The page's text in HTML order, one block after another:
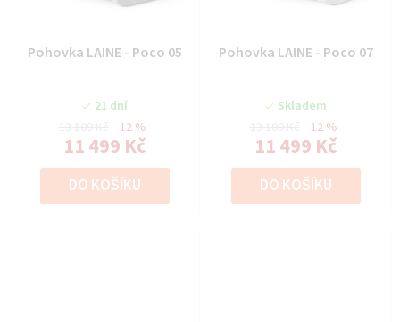
Pohovka LAINE - Poco 05
21 dní
11 499 Kč
–12 %
DO KOŠÍKU
Pohovka LAINE - Poco 07
Skladem
11 499 Kč
–12 %
DO KOŠÍKU